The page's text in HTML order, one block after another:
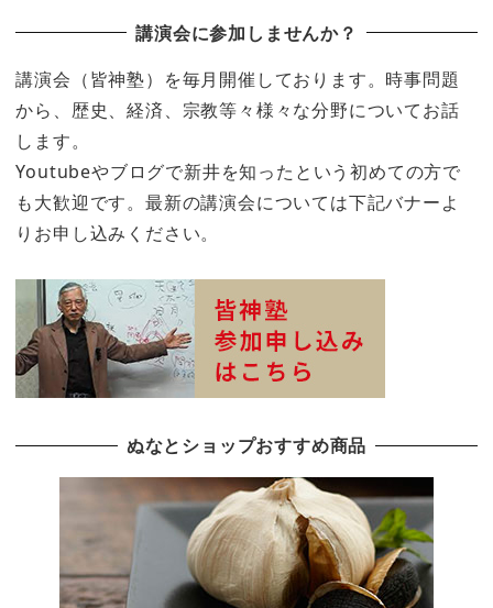
講演会に参加しませんか？
講演会（皆神塾）を毎月開催しております。時事問題
から、歴史、経済、宗教等々様々な分野についてお話
します。
Youtubeやブログで新井を知ったという初めての方で
も大歓迎です。最新の講演会については下記バナーよ
りお申し込みください。
ぬなとショップおすすめ商品